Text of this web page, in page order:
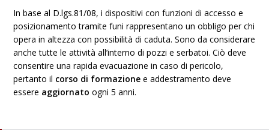
In base al D.lgs.81/08, i dispositivi con funzioni di accesso e
posizionamento tramite funi rappresentano un obbligo per chi
opera in altezza con possibilità di caduta. Sono da considerare
anche tutte le attività all’interno di pozzi e serbatoi. Ciò deve
consentire una rapida evacuazione in caso di pericolo,
pertanto il corso di formazione e addestramento deve
essere aggiornato ogni 5 anni.